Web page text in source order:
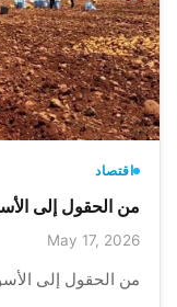
اقتصاد
من الحقول إلى
May 17, 2026
من الحقول إلى